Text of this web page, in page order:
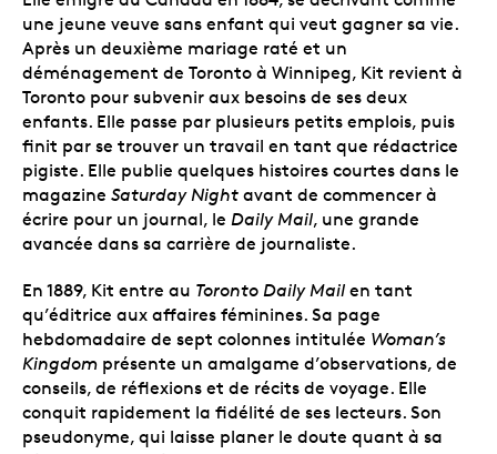
une jeune veuve sans enfant qui veut gagner sa vie.
Après un deuxième mariage raté et un
déménagement de Toronto à Winnipeg, Kit revient à
Toronto pour subvenir aux besoins de ses deux
enfants. Elle passe par plusieurs petits emplois, puis
finit par se trouver un travail en tant que rédactrice
pigiste. Elle publie quelques histoires courtes dans le
magazine Saturday Night avant de commencer à
écrire pour un journal, le Daily Mail, une grande
avancée dans sa carrière de journaliste.
En 1889, Kit entre au Toronto Daily Mail en tant
qu’éditrice aux affaires féminines. Sa page
hebdomadaire de sept colonnes intitulée Woman’s
Kingdom présente un amalgame d’observations, de
conseils, de réflexions et de récits de voyage. Elle
conquit rapidement la fidélité de ses lecteurs. Son
pseudonyme, qui laisse planer le doute quant à sa